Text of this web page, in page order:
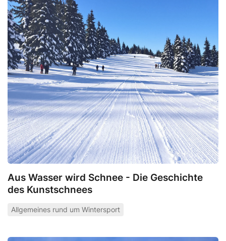
Aus Wasser wird Schnee - Die Geschichte
des Kunstschnees
Allgemeines rund um Wintersport